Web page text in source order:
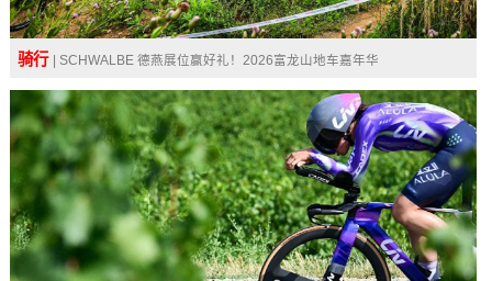
骑行 | SCHWALBE 德燕展位赢好礼！2026富龙山地车嘉年华